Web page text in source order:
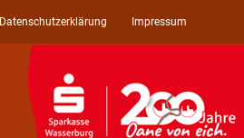
Datenschutzerklärung Impressum